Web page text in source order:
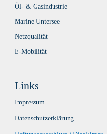
Öl- & Gasindustrie
Marine Untersee
Netzqualität
E-Mobilität
Links
Impressum
Datenschutzerklärung